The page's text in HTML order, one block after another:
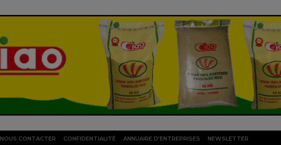
NOUS CONTACTER CONFIDENTIALITÉ ANNUAIRE D’ENTREPRISES NEWSLETTER